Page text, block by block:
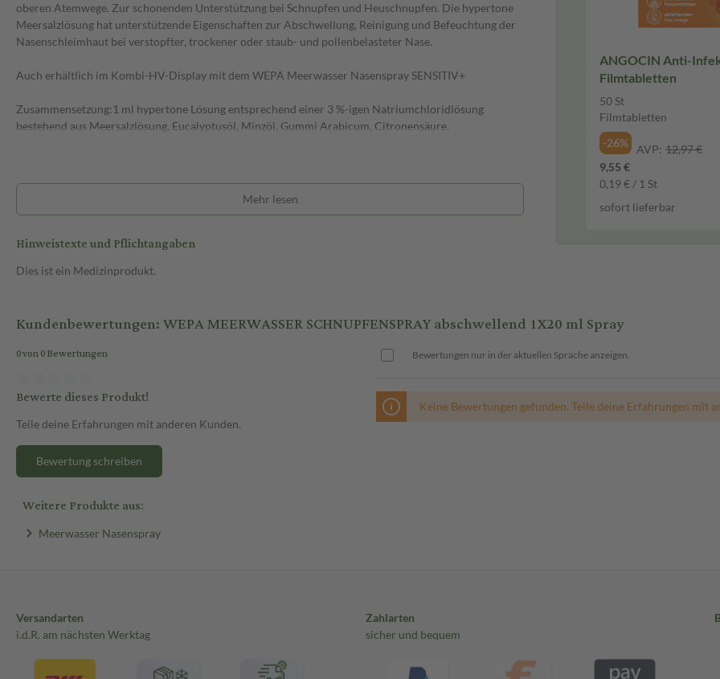
oberen Atemwege. Zur schonenden Unterstützung bei Schnupfen und Heuschnupfen. Die hypertone
Meersalzlösung hat unterstützende Eigenschaften zur Abschwellung, Reinigung und Befeuchtung der
Nasenschleimhaut bei verstopfter, trockener oder staub- und pollenbelasteter Nase.
Auch erhältlich im Kombi-HV-Display mit dem WEPA Meerwasser Nasenspray SENSITIV+
Zusammensetzung:1 ml hypertone Lösung entsprechend einer 3 %-igen Natriumchloridlösung
bestehend aus Meersalzlösung, Eucalyptusöl, Minzöl, Gummi Arabicum, Citronensäure.
Mehr lesen
Hinweistexte und Pflichtangaben
Dies ist ein Medizinprodukt.
ANGOCIN Anti-
Filmtabletten
50 St
Filmtabletten
-26%
AVP: 12,97 €
9,55 €
0,19 € / 1 St
sofort lieferbar
Kundenbewertungen: WEPA MEERWASSER SCHNUPFENSPRAY abschwellend 1X20 ml Spray
0 von 0 Bewertungen
Bewerte dieses Produkt!
Teile deine Erfahrungen mit anderen Kunden.
Bewertung schreiben
Bewertungen nur in der aktuellen Sprache anzeigen.
Keine Bewertungen gefunden. Teile deine Erfahrungen mit
Weitere Produkte aus:
Meerwasser Nasenspray
Versandarten
i.d.R. am nächsten Werktag
Zahlarten
sicher und bequem